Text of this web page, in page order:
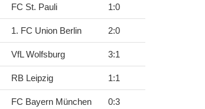
FC St. Pauli 1:0
1. FC Union Berlin 2:0
VfL Wolfsburg 3:1
RB Leipzig 1:1
FC Bayern München 0:3